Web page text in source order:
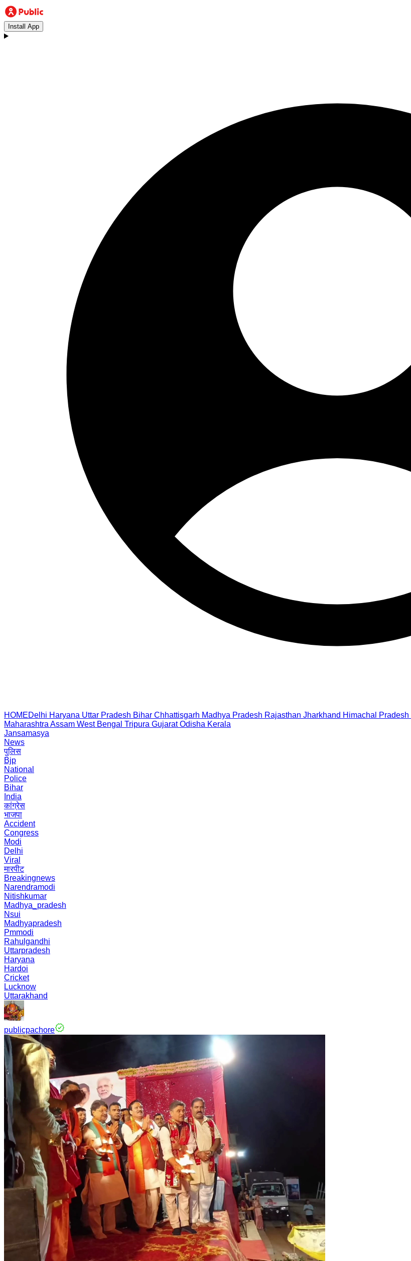
Install App
HOMEDelhi Haryana Uttar Pradesh Bihar Chhattisgarh Madhya Pradesh Rajasthan Jharkhand Himachal Pradesh
Maharashtra Assam West Bengal Tripura Gujarat Odisha Kerala
Jansamasya
News
पुलिस
Bjp
National
Police
Bihar
India
कांग्रेस
भाजपा
Accident
Congress
Modi
Delhi
Viral
मारपीट
Breakingnews
Narendramodi
Nitishkumar
Madhya_pradesh
Nsui
Madhyapradesh
Pmmodi
Rahulgandhi
Uttarpradesh
Haryana
Hardoi
Cricket
Lucknow
Uttarakhand
publicpachore